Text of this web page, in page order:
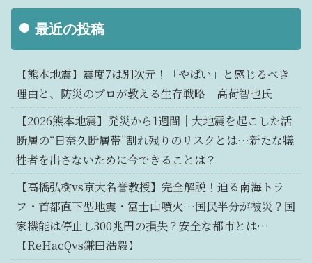
最近の投稿
【熊本地震】震度7は別次元！「やばい」と感じるべき
理由と、防災のプロが教える生存戦略 高荷智也氏
【2026熊本地震】発災から1週間｜大地震を起こした活
断層の“日奈久断層帯”割れ残りのリスクとは…新たな犠
牲者を出さないために今できることは？
【高橋弘樹vs京大名誉教授】完全解説！迫る南海トラ
フ・首都直下型地震・富士山噴火…国民半分が被災？国
家機能は停止し300兆円の損失？安全な都市とは…
【ReHacQvs鎌田浩毅】